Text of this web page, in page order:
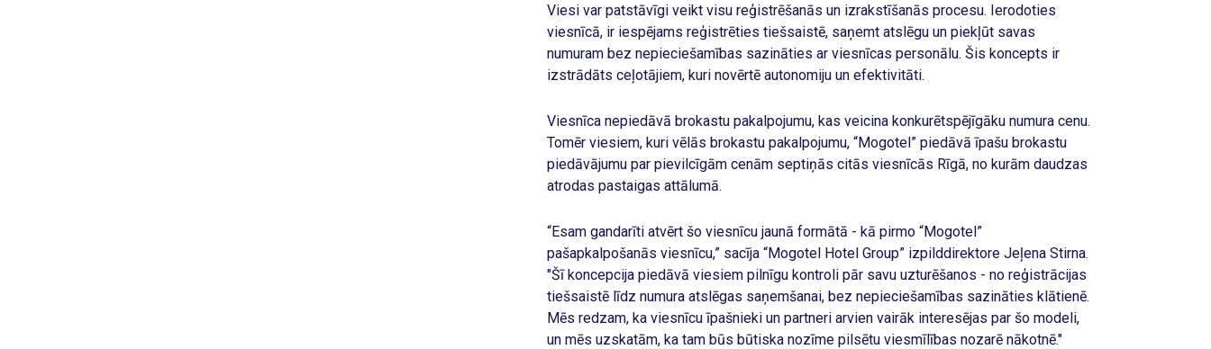
Viesi var patstāvīgi veikt visu reģistrēšanās un izrakstīšanās procesu. Ierodoties
viesnīcā, ir iespējams reģistrēties tiešsaistē, saņemt atslēgu un piekļūt savas
numuram bez nepieciešamības sazināties ar viesnīcas personālu. Šis koncepts ir
izstrādāts ceļotājiem, kuri novērtē autonomiju un efektivitāti.
Viesnīca nepiedāvā brokastu pakalpojumu, kas veicina konkurētspējīgāku numura cenu.
Tomēr viesiem, kuri vēlās brokastu pakalpojumu, “Mogotel” piedāvā īpašu brokastu
piedāvājumu par pievilcīgām cenām septiņās citās viesnīcās Rīgā, no kurām daudzas
atrodas pastaigas attālumā.
“Esam gandarīti atvērt šo viesnīcu jaunā formātā - kā pirmo “Mogotel”
pašapkalpošanās viesnīcu,” sacīja “Mogotel Hotel Group” izpilddirektore Jeļena Stirna.
"Šī koncepcija piedāvā viesiem pilnīgu kontroli pār savu uzturēšanos - no reģistrācijas
tiešsaistē līdz numura atslēgas saņemšanai, bez nepieciešamības sazināties klātienē.
Mēs redzam, ka viesnīcu īpašnieki un partneri arvien vairāk interesējas par šo modeli,
un mēs uzskatām, ka tam būs būtiska nozīme pilsētu viesmīlības nozarē nākotnē."